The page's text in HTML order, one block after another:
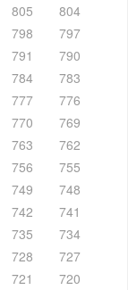
805
804
798
797
791
790
784
783
777
776
770
769
763
762
756
755
749
748
742
741
735
734
728
727
721
720